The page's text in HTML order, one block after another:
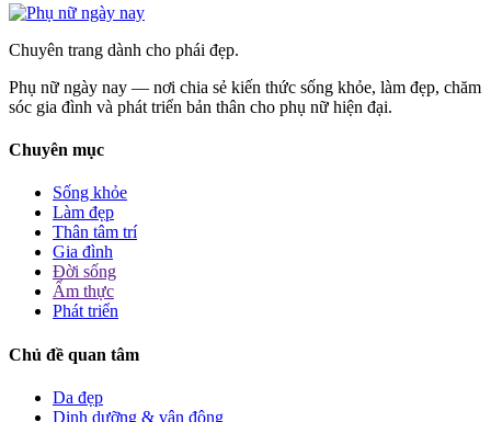
Chuyên trang dành cho phái đẹp.
Phụ nữ ngày nay — nơi chia sẻ kiến thức sống khỏe, làm đẹp, chăm
sóc gia đình và phát triển bản thân cho phụ nữ hiện đại.
Chuyên mục
Sống khỏe
Làm đẹp
Thân tâm trí
Gia đình
Đời sống
Ẩm thực
Phát triển
Chủ đề quan tâm
Da đẹp
Dinh dưỡng & vận động